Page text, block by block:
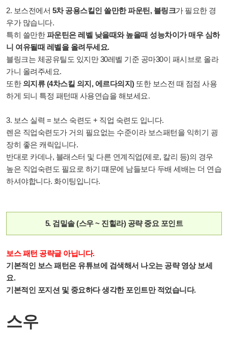
2. 보스전에서 5차 공용스킬인 쓸만한 파운틴, 블링크가 필요한 경
우가 많습니다.
특히 쓸만한파운틴은 레벨 낮을때와 높을때 성능차이가 매우 심하
니 여유될때 레벨을 올려두세요.
블링크는 체공유틸도 있지만 30레벨 기준 공마30이 패시브로 올라
가니 올려주세요.
또한 의지류 (4차스킬 의지, 에르다의지)또한 보스전 때 점점 사용
하게 되니 특정 패턴때 사용연습을 해보세요.
3. 보스 실력 = 보스 숙련도 + 직업 숙련도 입니다.
렌은 직업숙련도가 거의 필요없는 수준이라 보스패턴을 익히기 굉
장히 좋은 캐릭입니다.
반대로 카데나, 블래스터 및 다른 연계직업(제로, 칼리 등)의 경우
높은 직업숙련도 필요로 하기 떄문에 남들보다 두배 세배는 더 연습
하셔야합니다. 화이팅입니다.
5. 검밑솔 (스우 ~ 진힐라) 공략 중요 포인트
보스 패턴 공략글 아닙니다.
기본적인 보스 패턴은유튜브에 검색해서 나오는 공략 영상 보세
요.
기본적인 포지션 및 중요하다 생각한 포인트만 적었습니다.
스우